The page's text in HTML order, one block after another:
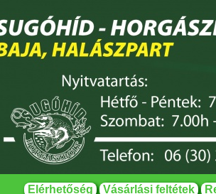
Elérhetőség Vásárlási feltétek